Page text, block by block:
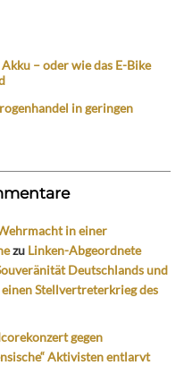
– oder wie das E-Bike
in geringen
in einer
zu Linken-Abgeordnete
Deutschlands und
Stellvertreterkrieg des
gegen
Aktivisten entlarvt